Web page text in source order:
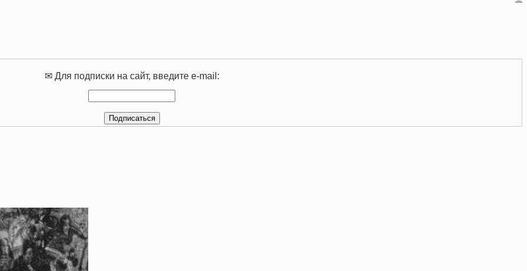
✉ Для подписки на сайт, введите e-mail: